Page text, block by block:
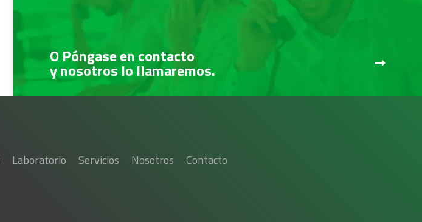
O Póngase en contacto
y nosotros lo llamaremos.
Laboratorio Servicios Nosotros Contacto